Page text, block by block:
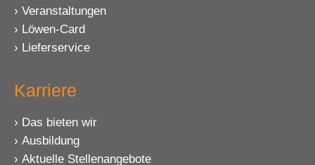
Veranstaltungen
Löwen-Card
Lieferservice
Karriere
Das bieten wir
Ausbildung
Aktuelle Stellenangebote